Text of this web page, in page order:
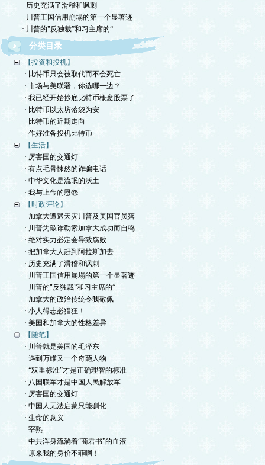
· 历史充满了滑稽和讽刺
· 川普王国信用崩塌的第一个显著迹
· 川普的"反独裁”和习主席的“
分类目录
【投资和投机】
· 比特币只会被取代而不会死亡
· 市场与美联署，你选哪一边？
· 我已经开始抄底比特币概念股票了
· 比特币以太坊落袋为安
· 比特币的近期走向
· 作好准备投机比特币
【生活】
· 厉害国的交通灯
· 有点毛骨悚然的诈骗电话
· 中华文化是流氓的沃土
· 我与上帝的恩怨
【时政评论】
· 加拿大遭遇天灾川普及美国官员落
· 川普为敲诈勒索加拿大成功而自鸣
· 绝对实力必定会导致腐败
· 把加拿大人赶到阿拉斯加去
· 历史充满了滑稽和讽刺
· 川普王国信用崩塌的第一个显著迹
· 川普的"反独裁”和习主席的“
· 加拿大的政治传统令我敬佩
· 小人得志必猖狂！
· 美国和加拿大的性格差异
【随笔】
· 川普就是美国的毛泽东
· 遇到万维又一个奇葩人物
· “双重标准”才是正确理智的标准
· 八国联军才是中国人民解放军
· 厉害国的交通灯
· 中国人无法启蒙只能驯化
· 生命的意义
· 宰熟
· 中共浑身流淌着“商君书”的血液
· 原来我的身价不菲啊！